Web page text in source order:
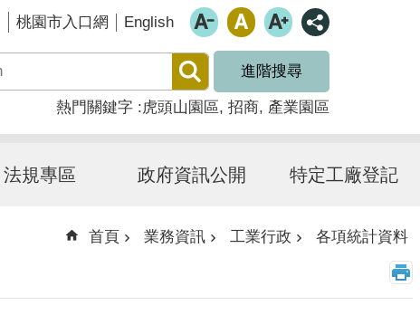
桃園市入口網 English
進階搜尋
熱門關鍵字 虎頭山園區 招商 產業園區
法規專區 政府資訊公開 特定工廠登記
首頁 業務資訊 工業行政 各項統計資料